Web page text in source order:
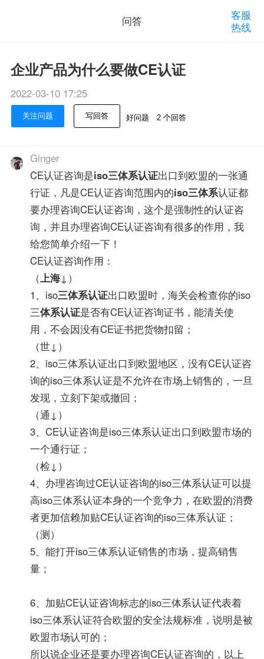
问答
客服
热线
企业产品为什么要做CE认证
2022-03-10 17:25
关注问题 写回答 好问题 2 个回答
Ginger
CE认证咨询是iso三体系认证出口到欧盟的一张通
行证，凡是CE认证咨询范围内的iso三体系认证都
要办理咨询CE认证咨询，这个是强制性的认证咨
询，并且办理咨询CE认证咨询有很多的作用，我
给您简单介绍一下！
CE认证咨询作用：
（上海↓）
1、iso三体系认证出口欧盟时，海关会检查你的iso
三体系认证是否有CE认证咨询证书，能清关使
用，不会因没有CE证书把货物扣留；
（世↓）
2、iso三体系认证出口到欧盟地区，没有CE认证咨
询的iso三体系认证是不允许在市场上销售的，一旦
发现，立刻下架或撤回；
（通↓）
3、CE认证咨询是iso三体系认证出口到欧盟市场的
一个通行证；
（检↓）
4、办理咨询过CE认证咨询的iso三体系认证可以提
高iso三体系认证本身的一个竞争力，在欧盟的消费
者更加信赖加贴CE认证咨询的iso三体系认证；
（测）
5、能打开iso三体系认证销售的市场，提高销售
量；
6、加贴CE认证咨询标志的iso三体系认证代表着
iso三体系认证符合欧盟的安全法规标准，说明是被
欧盟市场认可的；
所以说企业还是要办理咨询CE认证咨询的，以上